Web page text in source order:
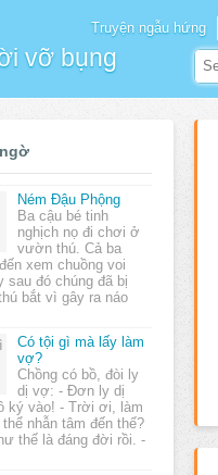
vỡ bụng
Truyện ngẫu hứng
Ném Đậu Phộng
Ba cậu bé tinh
nghịch nọ đi chơi ở
vườn thú. Cả ba
xem chuồng voi
sau đó chúng đã bị
bắt vì gây ra náo
Có tội gì mà lấy làm
vợ?
Chồng có bồ, đòi ly
dị vợ: - Đơn ly dị
ký vào! - Trời ơi, làm
nhẫn tâm đến thế?
thế là đáng đời rồi. -